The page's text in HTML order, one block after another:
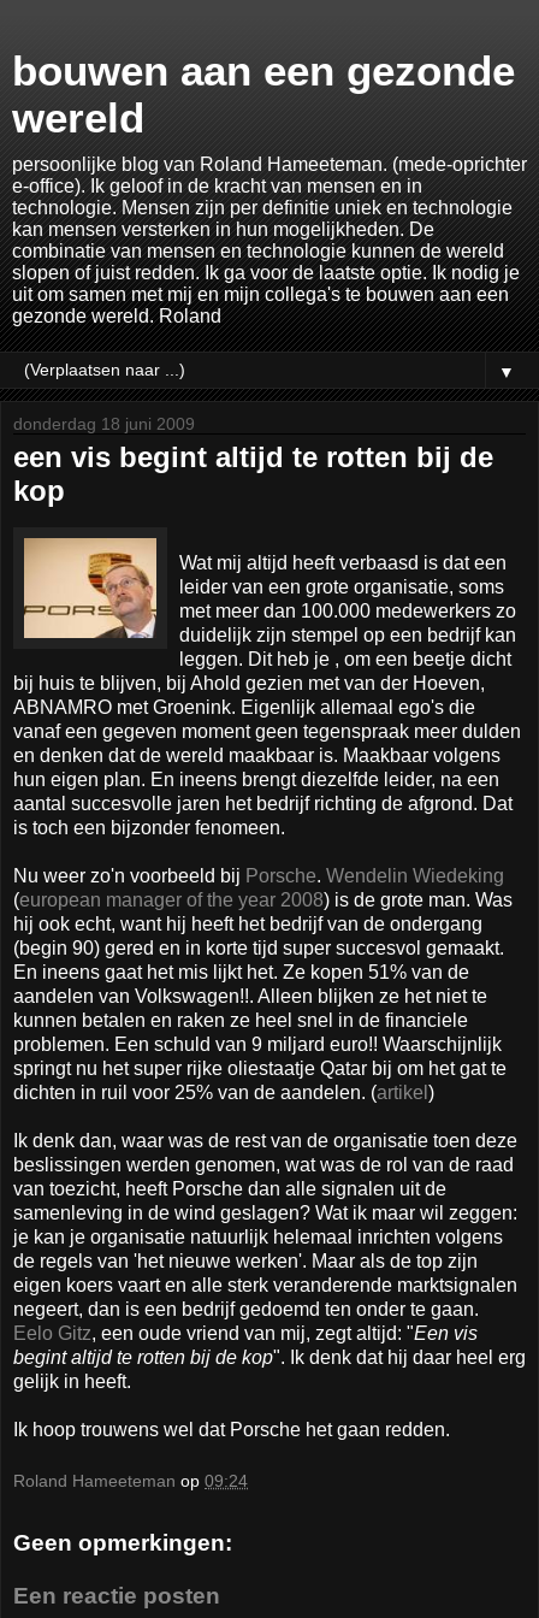
bouwen aan een gezonde
wereld
persoonlijke blog van Roland Hameeteman. (mede-oprichter
e-office). Ik geloof in de kracht van mensen en in
technologie. Mensen zijn per definitie uniek en technologie
kan mensen versterken in hun mogelijkheden. De
combinatie van mensen en technologie kunnen de wereld
slopen of juist redden. Ik ga voor de laatste optie. Ik nodig je
uit om samen met mij en mijn collega's te bouwen aan een
gezonde wereld. Roland
▼
donderdag 18 juni 2009
een vis begint altijd te rotten bij de
kop
Wat mij altijd heeft verbaasd is dat een
leider van een grote organisatie, soms
met meer dan 100.000 medewerkers zo
duidelijk zijn stempel op een bedrijf kan
leggen. Dit heb je , om een beetje dicht
bij huis te blijven, bij Ahold gezien met van der Hoeven,
ABNAMRO met Groenink. Eigenlijk allemaal ego's die
vanaf een gegeven moment geen tegenspraak meer dulden
en denken dat de wereld maakbaar is. Maakbaar volgens
hun eigen plan. En ineens brengt diezelfde leider, na een
aantal succesvolle jaren het bedrijf richting de afgrond. Dat
is toch een bijzonder fenomeen.
Nu weer zo'n voorbeeld bij Porsche. Wendelin Wiedeking
(european manager of the year 2008) is de grote man. Was
hij ook echt, want hij heeft het bedrijf van de ondergang
(begin 90) gered en in korte tijd super succesvol gemaakt.
En ineens gaat het mis lijkt het. Ze kopen 51% van de
aandelen van Volkswagen!!. Alleen blijken ze het niet te
kunnen betalen en raken ze heel snel in de financiele
problemen. Een schuld van 9 miljard euro!! Waarschijnlijk
springt nu het super rijke oliestaatje Qatar bij om het gat te
dichten in ruil voor 25% van de aandelen. (artikel )
Ik denk dan, waar was de rest van de organisatie toen deze
beslissingen werden genomen, wat was de rol van de raad
van toezicht, heeft Porsche dan alle signalen uit de
samenleving in de wind geslagen? Wat ik maar wil zeggen:
je kan je organisatie natuurlijk helemaal inrichten volgens
de regels van 'het nieuwe werken'. Maar als de top zijn
eigen koers vaart en alle sterk veranderende marktsignalen
negeert, dan is een bedrijf gedoemd ten onder te gaan.
Eelo Gitz, een oude vriend van mij, zegt altijd: "Een vis
begint altijd te rotten bij de kop". Ik denk dat hij daar heel erg
gelijk in heeft.
Ik hoop trouwens wel dat Porsche het gaan redden.
Roland Hameeteman op 09:24
Geen opmerkingen:
Een reactie posten